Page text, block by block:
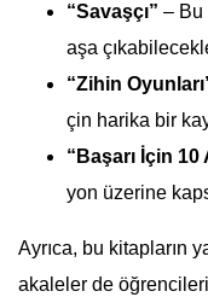
“Savaşçı” – Bu
aşa
“Zihin
çin harika bir
“Başarı İçin 10
yon üzerine
Ayrıca, bu kitapların
akaleler de